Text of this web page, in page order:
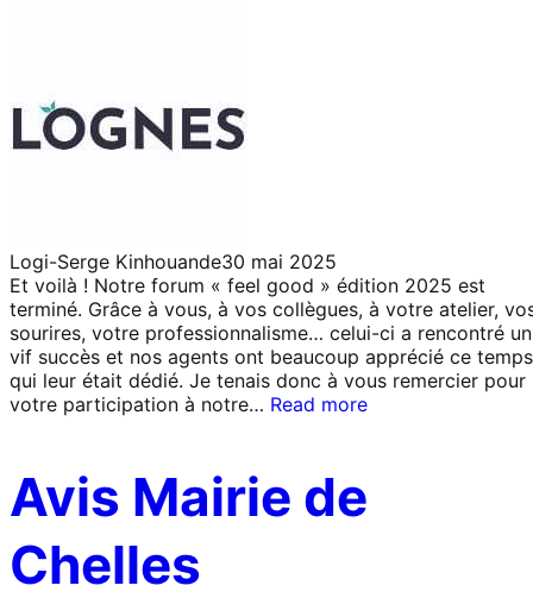
Logi-Serge Kinhouande30 mai 2025
Et voilà ! Notre forum « feel good » édition 2025 est
terminé. Grâce à vous, à vos collègues, à votre atelier,
sourires, votre professionnalisme… celui-ci a rencontré un
vif succès et nos agents ont beaucoup apprécié ce temps
qui leur était dédié. Je tenais donc à vous remercier pour
votre participation à notre… Read more
Avis Mairie de
Chelles